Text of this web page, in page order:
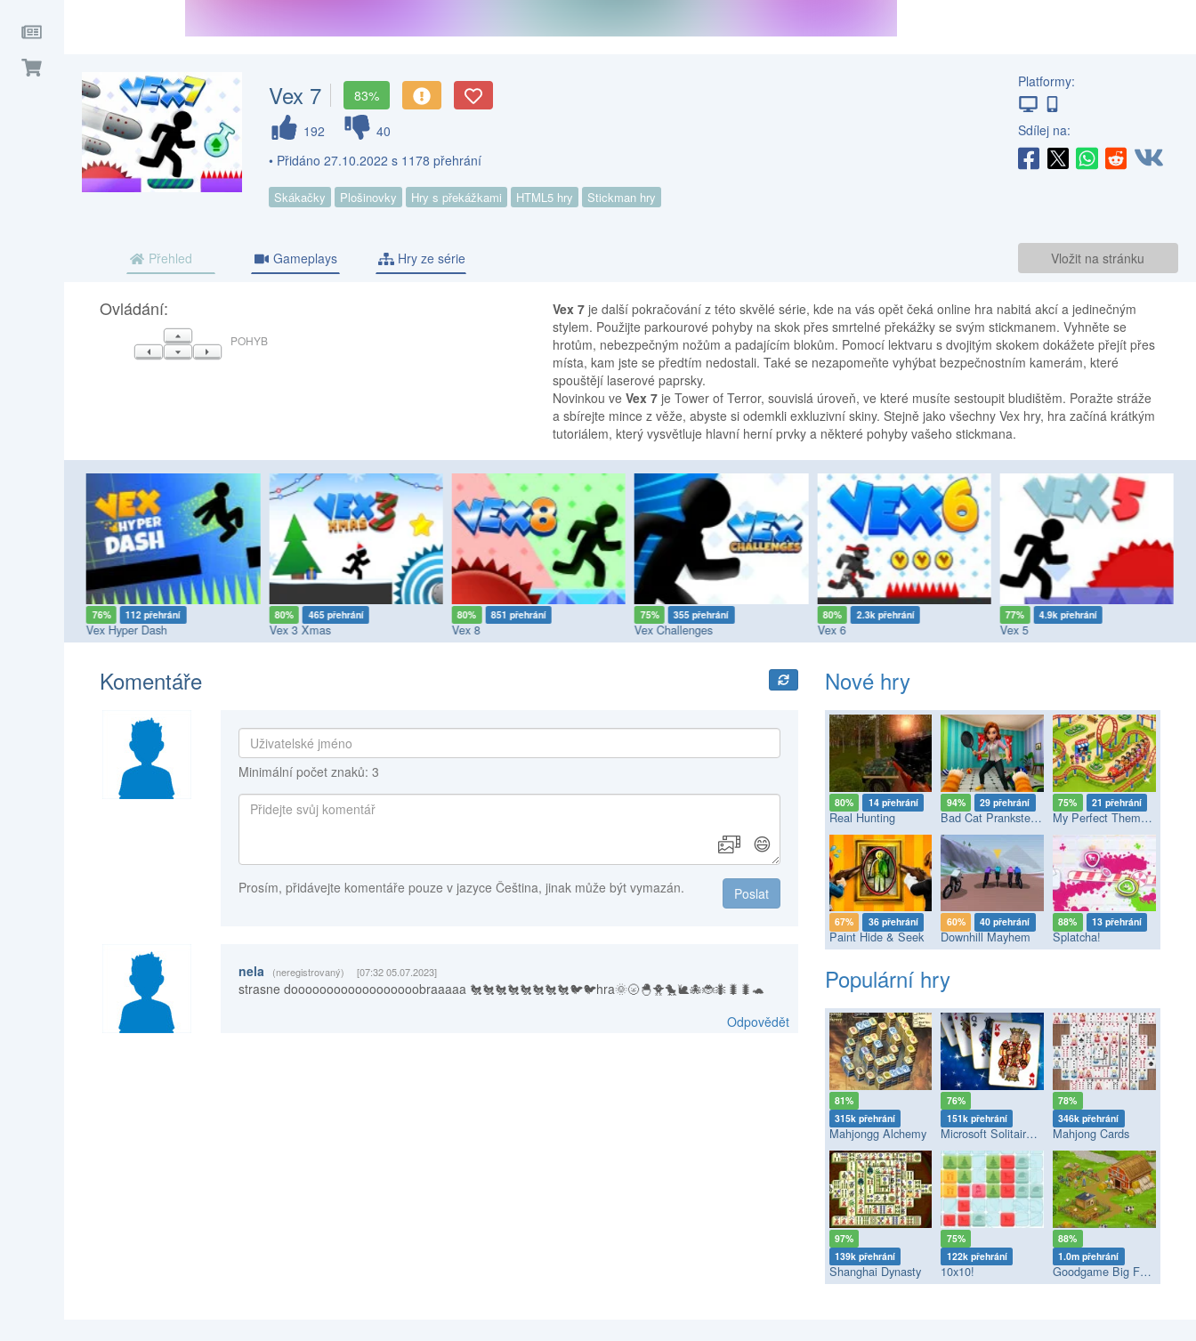
Vex 7
83%
192
40
• Přidáno 27.10.2022 s 1178 přehrání
Skákačky Plošinovky Hry s překážkami HTML5 hry Stickman hry
Platformy:
Sdílej na:
Vložit na stránku
Přehled Gameplays Hry ze série
Ovládání:
NAHORU
VLEVODOLŮVPRAVO
POHYB
Vex 7 je další pokračování z této skvělé série, kde na vás opět čeká online hra nabitá akcí a jedinečným
stylem. Použijte parkourové pohyby na skok přes smrtelné překážky se svým stickmanem. Vyhněte se
hrotům, nebezpečným nožům a padajícím blokům. Pomocí lektvaru s dvojitým skokem dokážete přejít přes
místa, kam jste se předtím nedostali. Také se nezapomeňte vyhýbat bezpečnostním kamerám, které
spouštějí laserové paprsky.
Novinkou veVex 7 je Tower of Terror, souvislá úroveň, ve které musíte sestoupit bludištěm. Poražte stráže
a sbírejte mince z věže, abyste si odemkli exkluzivní skiny. Stejně jako všechny Vex hry, hra začíná krátkým
tutoriálem, který vysvětluje hlavní herní prvky a některé pohyby vašeho stickmana.
76% 112 přehrání
Vex Hyper Dash
80% 465 přehrání
Vex 3 Xmas
80% 851 přehrání
Vex 8
75% 355 přehrání
Vex Challenges
80% 2.3k přehrání
Vex 6
77% 4.9k přehrání
Vex 5
Komentáře
Minimální počet znaků: 3
😄
Poslat
Prosím, přidávejte komentáře pouze v jazyce Čeština, jinak může být vymazán.
nela (neregistrovaný) [07:32 05.07.2023]
strasne doooooooooooooooooobraaaaa 🐔🐔🐔🐔🐔🐔🐔🐔🐦🐦hra🌞🌝🐣🐥🐤🐌🐙🐞🐜🐛🐛🐢
Odpovědět
Nové hry
80% 14 přehrání
Real Hunting
94% 29 přehrání
Bad Cat Prankster - Mom’s Return
75% 21 přehrání
My Perfect Theme Park
67% 36 přehrání
Paint Hide & Seek
60% 40 přehrání
Downhill Mayhem
88% 13 přehrání
Splatcha!
Populární hry
81%
315k přehrání
Mahjongg Alchemy
76%
151k přehrání
Microsoft Solitaire Collection
78%
346k přehrání
Mahjong Cards
97%
139k přehrání
Shanghai Dynasty
75%
122k přehrání
10x10!
88%
1.0m přehrání
Goodgame Big Farm